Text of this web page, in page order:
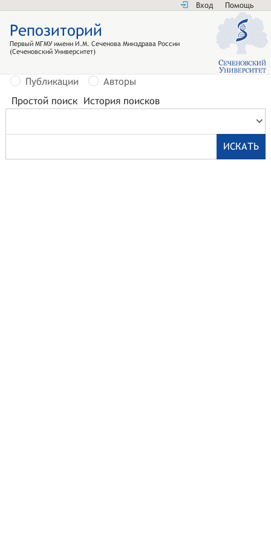
Вход Помощь
Репозиторий
Первый МГМУ имени И.М. Сеченова Минздрава России
(Сеченовский Университет)
Публикации
Авторы
Простой поиск История поисков